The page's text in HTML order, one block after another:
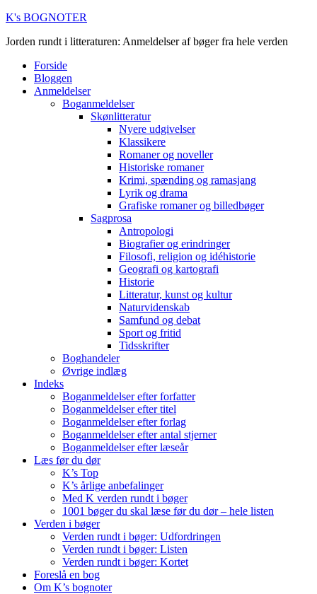
K's BOGNOTER
Jorden rundt i litteraturen: Anmeldelser af bøger fra hele verden
Forside
Bloggen
Anmeldelser
Boganmeldelser
Skønlitteratur
Nyere udgivelser
Klassikere
Romaner og noveller
Historiske romaner
Krimi, spænding og ramasjang
Lyrik og drama
Grafiske romaner og billedbøger
Sagprosa
Antropologi
Biografier og erindringer
Filosofi, religion og idéhistorie
Geografi og kartografi
Historie
Litteratur, kunst og kultur
Naturvidenskab
Samfund og debat
Sport og fritid
Tidsskrifter
Boghandeler
Øvrige indlæg
Indeks
Boganmeldelser efter forfatter
Boganmeldelser efter titel
Boganmeldelser efter forlag
Boganmeldelser efter antal stjerner
Boganmeldelser efter læseår
Læs før du dør
K’s Top
K’s årlige anbefalinger
Med K verden rundt i bøger
1001 bøger du skal læse før du dør – hele listen
Verden i bøger
Verden rundt i bøger: Udfordringen
Verden rundt i bøger: Listen
Verden rundt i bøger: Kortet
Foreslå en bog
Om K’s bognoter